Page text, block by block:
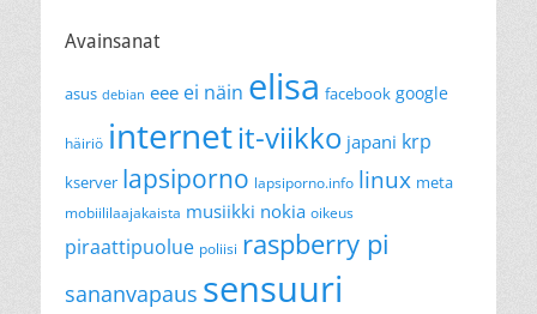
Avainsanat
asus debian eee ei näin elisa facebook google
häiriö internetit-viikko japani krp
kserver lapsiporno lapsiporno.info linux meta
mobiililaajakaista musiikki nokia oikeus
piraattipuolue poliisi raspberry pi
sananvapaus sensuuri